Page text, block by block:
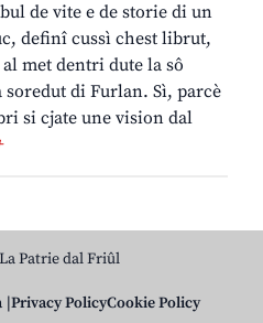
de vite e de storie di un
definî cussì chest librut,
met dentri dute la sô
di Furlan. Sì, parcè
si cjate une vision dal
Patrie dal Friûl
Privacy PolicyCookie Policy